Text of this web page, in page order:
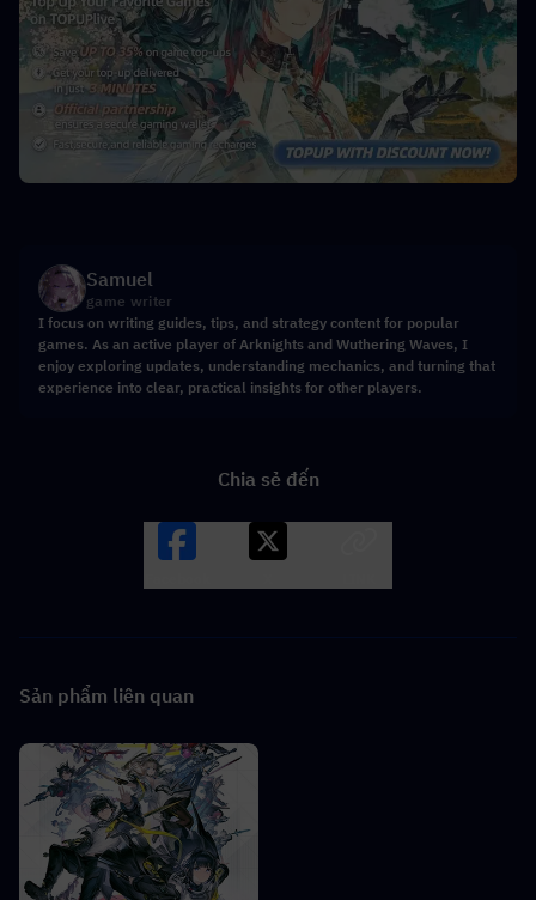
Samuel
game writer
I focus on writing guides, tips, and strategy content for popular
games. As an active player of Arknights and Wuthering Waves, I
enjoy exploring updates, understanding mechanics, and turning that
experience into clear, practical insights for other players.
Chia sẻ đến
Sản phẩm liên quan